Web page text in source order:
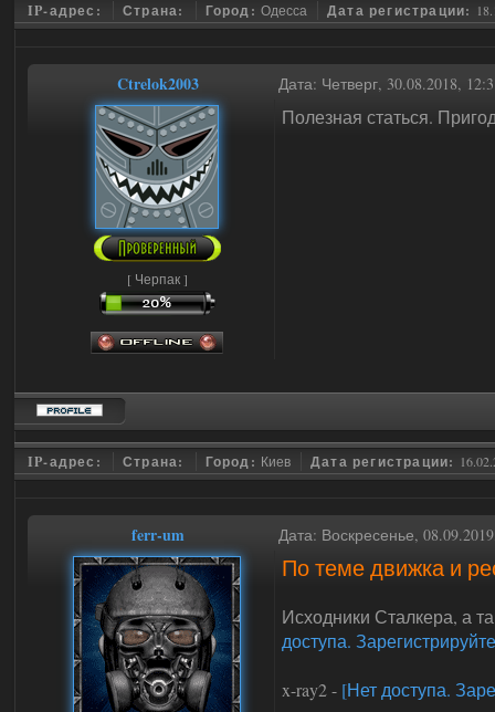
IP-адрес: Страна: Город:Одесса Дата регистрации:
Ctrelok2003 Дата: Четверг, 30.08.2018,
[ Черпак ]
Полезная статься.
IP-адрес: Страна: Город: Киев Дата регистрации:
ferr-um Дата: Воскресенье,
По теме движка и
Исходники Сталкера, а
доступа.
x-ray2 - [Нет доступа.